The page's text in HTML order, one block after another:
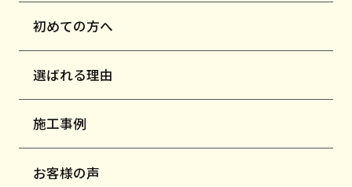
初めての方へ
選ばれる理由
施工事例
お客様の声